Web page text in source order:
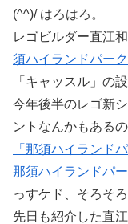
(^^)/ はろはろ。
レゴビルダー直江
須ハイランドパーク
「キャッスル」の
今年後半のレゴ新
ントなんかもある
「那須ハイランド
那須ハイランドパ
っすケド、そろそ
先日も紹介した直